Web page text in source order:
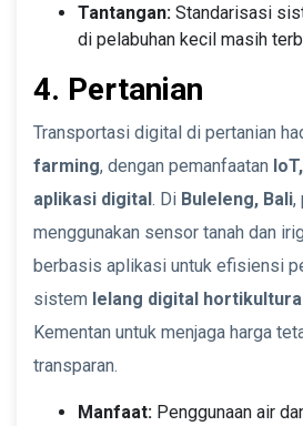
Tantangan: Standarisasi
di pelabuhan kecil masih
4. Pertanian
Transportasi digital di pertanian
farming, dengan pemanfaatan
aplikasi digital. Di Buleleng, Bali,
menggunakan sensor tanah dan
berbasis aplikasi untuk efisiensi
sistem lelang digital hortikultura
Kementan untuk menjaga harga
transparan.
Manfaat: Penggunaan air